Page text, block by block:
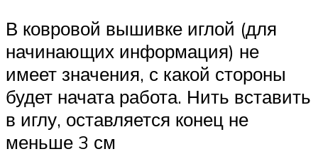
В ковровой вышивке иглой (для
начинающих информация) не
имеет значения, с какой стороны
будет начата работа. Нить вставить
в иглу, оставляется конец не
меньше 3 см